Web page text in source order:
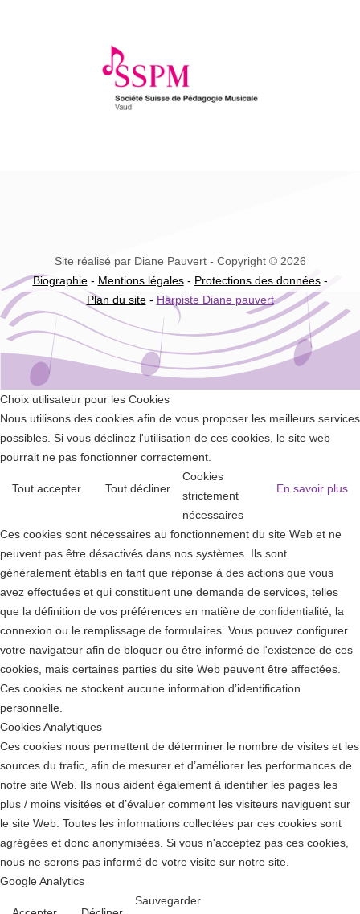
Site réalisé par Diane Pauvert - Copyright © 2026
Biographie- Mentions légales- Protections des données-
Plan du site- Harpiste Diane pauvert
Choix utilisateur pour les Cookies
Nous utilisons des cookies afin de vous proposer les meilleurs services
possibles. Si vous déclinez l'utilisation de ces cookies, le site web
pourrait ne pas fonctionner correctement.
Tout accepter Tout décliner En savoir plus
Cookies
strictement
nécessaires
Ces cookies sont nécessaires au fonctionnement du site Web et ne
peuvent pas être désactivés dans nos systèmes. Ils sont
généralement établis en tant que réponse à des actions que vous
avez effectuées et qui constituent une demande de services, telles
que la définition de vos préférences en matière de confidentialité, la
connexion ou le remplissage de formulaires. Vous pouvez configurer
votre navigateur afin de bloquer ou être informé de l'existence de ces
cookies, mais certaines parties du site Web peuvent être affectées.
Ces cookies ne stockent aucune information d’identification
personnelle.
Cookies Analytiques
Ces cookies nous permettent de déterminer le nombre de visites et les
sources du trafic, afin de mesurer et d’améliorer les performances de
notre site Web. Ils nous aident également à identifier les pages les
plus / moins visitées et d’évaluer comment les visiteurs naviguent sur
le site Web. Toutes les informations collectées par ces cookies sont
agrégées et donc anonymisées. Si vous n'acceptez pas ces cookies,
nous ne serons pas informé de votre visite sur notre site.
Google Analytics
Sauvegarder